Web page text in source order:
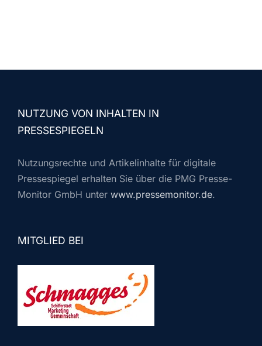
NUTZUNG VON INHALTEN IN
PRESSESPIEGELN
Nutzungsrechte und Artikelinhalte für digitale
Pressespiegel erhalten Sie über die PMG Presse-
Monitor GmbH unter www.pressemonitor.de.
MITGLIED BEI